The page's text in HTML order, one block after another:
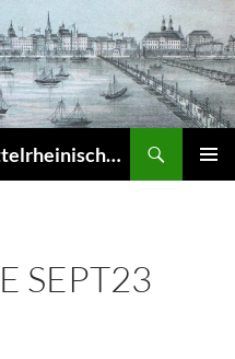
Arbeitsgemeinschaft für mittelrheinische Musikgeschichte e.V. – Musikgeschichte am Mittelrhein (MuGeMiR)
SEPT23